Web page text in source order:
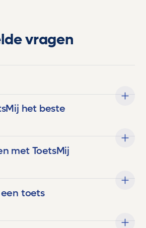
vragen
het beste
met ToetsMij
toets